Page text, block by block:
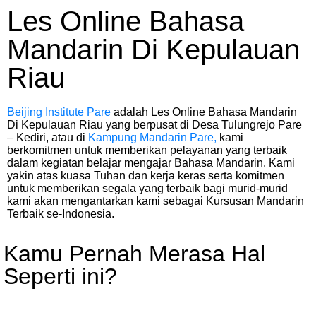
Les Online Bahasa
Mandarin Di Kepulauan
Riau
Beijing Institute Pare adalah Les Online Bahasa Mandarin
Di Kepulauan Riau yang berpusat di Desa Tulungrejo Pare
– Kediri, atau di Kampung Mandarin Pare, kami
berkomitmen untuk memberikan pelayanan yang terbaik
dalam kegiatan belajar mengajar Bahasa Mandarin. Kami
yakin atas kuasa Tuhan dan kerja keras serta komitmen
untuk memberikan segala yang terbaik bagi murid-murid
kami akan mengantarkan kami sebagai Kursusan Mandarin
Terbaik se-Indonesia.
Kamu Pernah Merasa Hal
Seperti ini?